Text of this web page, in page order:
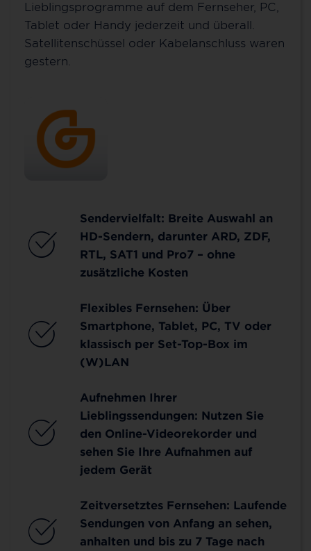
Lieblingsprogramme auf dem Fernseher, PC,
Tablet oder Handy jederzeit und überall.
Satellitenschüssel oder Kabelanschluss waren
gestern.
Sendervielfalt: Breite Auswahl an
HD-Sendern, darunter ARD, ZDF,
RTL, SAT1 und Pro7 – ohne
zusätzliche Kosten
Flexibles Fernsehen: Über
Smartphone, Tablet, PC, TV oder
klassisch per Set-Top-Box im
(W)LAN
Aufnehmen Ihrer
Lieblingssendungen: Nutzen Sie
den Online-Videorekorder und
sehen Sie Ihre Aufnahmen auf
jedem Gerät
Zeitversetztes Fernsehen: Laufende
Sendungen von Anfang an sehen,
anhalten und bis zu 7 Tage nach